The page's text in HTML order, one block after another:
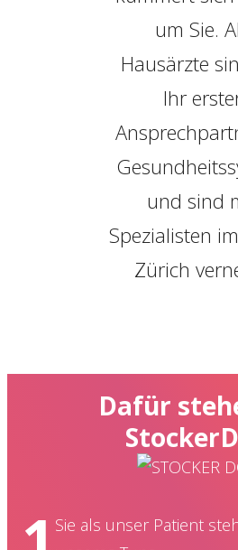
um Sie.
Hausärzte
Ihr
und sind
Spezialisten
Zürich
Dafür
Sie als unser Patient